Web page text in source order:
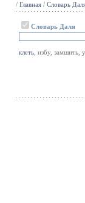
/ Главная / Словарь
Словарь Даля
клеть , избу,